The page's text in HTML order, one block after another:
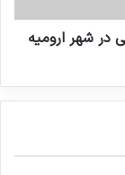
در شهر ارومیه